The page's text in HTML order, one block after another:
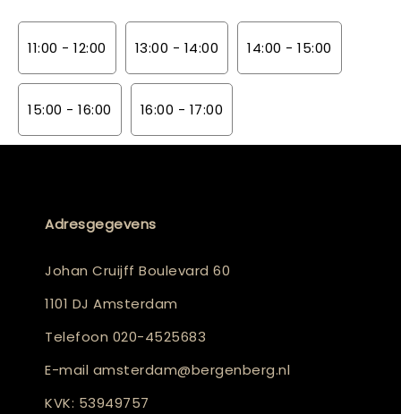
11:00 - 12:00 13:00 - 14:00 14:00 - 15:00
15:00 - 16:00 16:00 - 17:00
Adresgegevens
Johan Cruijff Boulevard 60
1101 DJ Amsterdam
Telefoon 020-4525683
E-mail amsterdam@bergenberg.nl
KVK: 53949757